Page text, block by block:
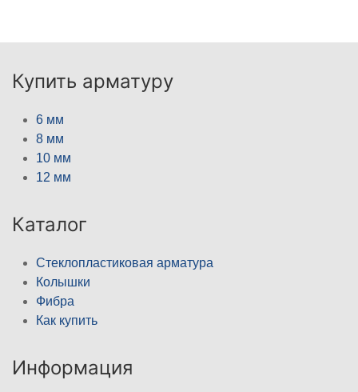
Купить арматуру
6 мм
8 мм
10 мм
12 мм
Каталог
Стеклопластиковая арматура
Колышки
Фибра
Как купить
Информация